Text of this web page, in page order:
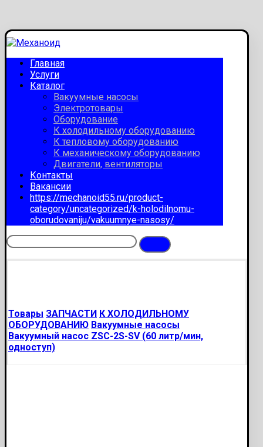
Главная
Услуги
Каталог
Вакуумные насосы
Электротовары
Оборудование
К холодильному оборудованию
К тепловому оборудованию
К механическому оборудованию
Двигатели, вентиляторы
Контакты
Вакансии
https://mechanoid55.ru/product-
category/uncategorized/k-holodilnomu-
oborudovaniju/vakuumnye-nasosy/
Товары ЗАПЧАСТИ К ХОЛОДИЛЬНОМУ
ОБОРУДОВАНИЮ Вакуумные насосы
Вакуумный насос ZSC-2S-SV (60 литр/мин,
одноступ)